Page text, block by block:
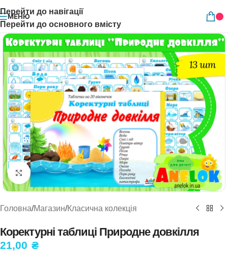
Перейти до навігації
Перейти до основного вмісту
МЕНЮ
Натисніть, щоб збільшити
Головна/Магазин/Класична колекція
Коректурні таблиці Природне довкілля
21,00 ₴